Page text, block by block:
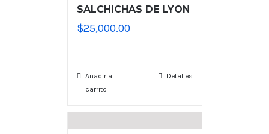
SALCHICHAS DE LYON
$25,000.00
Añadir al
carrito
Detalles